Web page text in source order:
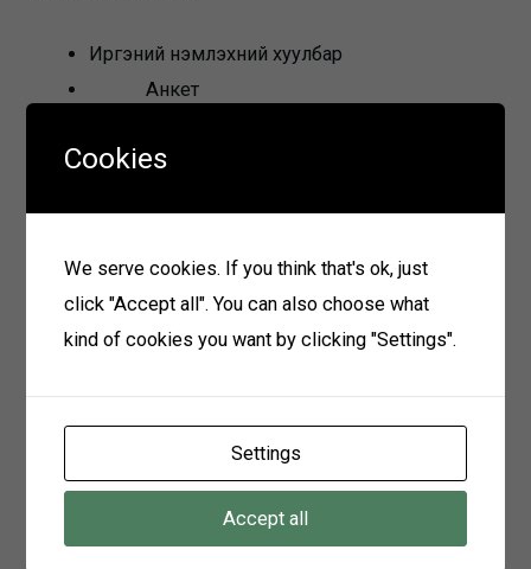
Иргэний үнэмлэхний хуулбар
Анкет
боловсролын гэрчилгээ хуулбар
Материал хүлээн авах
Хаяг: Говьсүмбэр аймаг, сүмбэр сум, 2-р
баг, залуучуудын гудамж-107 БЗӨБЦТС
ТӨХК-ийн Говьсүмбэр салбар
Cookies
We serve cookies. If you think that's ok, just
click "Accept all". You can also choose what
kind of cookies you want by clicking "Settings".
Settings
Accept all